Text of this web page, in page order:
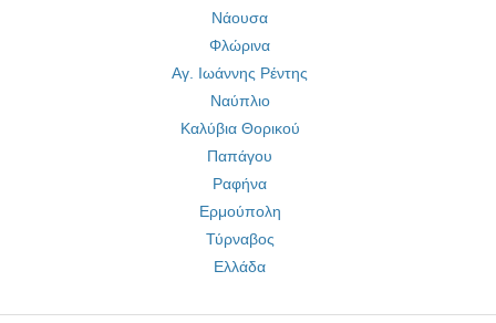
Νάουσα
Φλώρινα
Αγ. Ιωάννης Ρέντης
Ναύπλιο
Καλύβια Θορικού
Παπάγου
Ραφήνα
Ερμούπολη
Τύρναβος
Ελλάδα